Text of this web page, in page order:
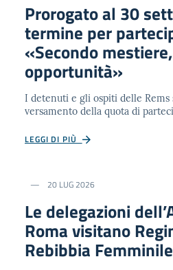
Prorogato al 30
termine per
«Secondo
opportunità»
I detenuti e gli ospiti delle Rems
versamento della quota di
LEGGI DI PIÙ
20 LUG 2026
Le delegazioni
Roma visitano
Rebibbia Femminile